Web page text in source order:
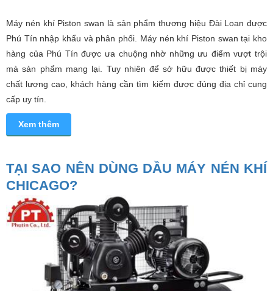
Máy nén khí Piston swan là sản phẩm thương hiệu Đài Loan được
Phú Tín nhập khẩu và phân phối. Máy nén khí Piston swan tại kho
hàng của Phú Tín được ưa chuộng nhờ những ưu điểm vượt trội
mà sản phẩm mang lại. Tuy nhiên để sở hữu được thiết bị máy
chất lượng cao, khách hàng cần tìm kiếm được đúng địa chỉ cung
cấp uy tín.
Xem thêm
TẠI SAO NÊN DÙNG DẦU MÁY NÉN KHÍ
CHICAGO?